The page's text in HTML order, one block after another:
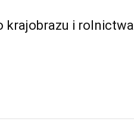
krajobrazu i rolnictwa